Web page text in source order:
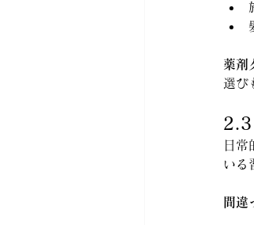
薬剤
選び
2.3
日常
いる
間違